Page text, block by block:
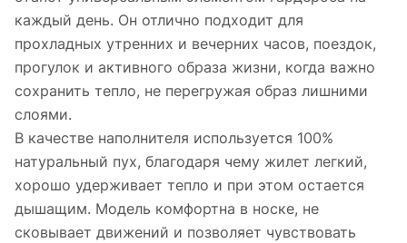
каждый день. Он отлично подходит для
прохладных утренних и вечерних часов, поездок,
прогулок и активного образа жизни, когда важно
сохранить тепло, не перегружая образ лишними
слоями.
В качестве наполнителя используется 100%
натуральный пух, благодаря чему жилет легкий,
хорошо удерживает тепло и при этом остается
дышащим. Модель комфортна в носке, не
сковывает движений и позволяет чувствовать